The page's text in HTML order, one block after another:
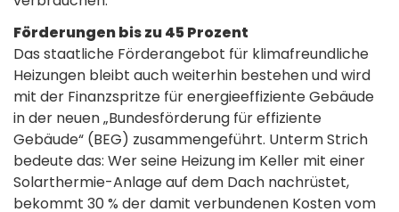
Förderungen bis zu 45 Prozent
Das staatliche Förderangebot für klimafreundliche
Heizungen bleibt auch weiterhin bestehen und wird
mit der Finanzspritze für energieeffiziente Gebäude
in der neuen „Bundesförderung für effiziente
Gebäude“ (BEG) zusammengeführt. Unterm Strich
bedeute das: Wer seine Heizung im Keller mit einer
Solarthermie-Anlage auf dem Dach nachrüstet,
bekommt 30 % der damit verbundenen Kosten vom